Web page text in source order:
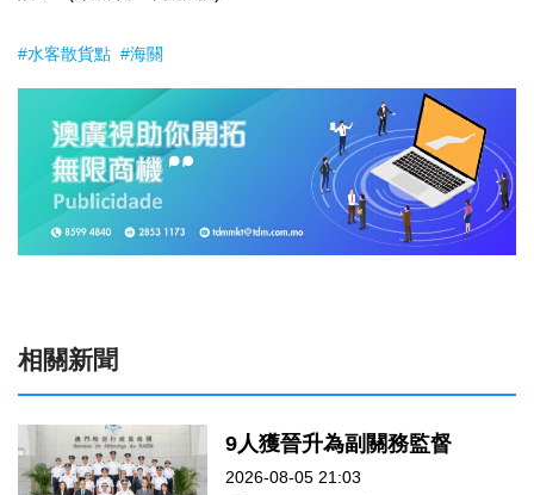
#水客散貨點 #海關
相關新聞
9人獲晉升為副關務監督
2026-08-05 21:03